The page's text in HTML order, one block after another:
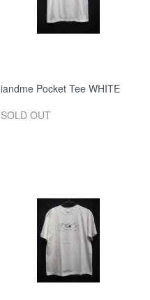
iandme Pocket Tee WHITE
SOLD OUT